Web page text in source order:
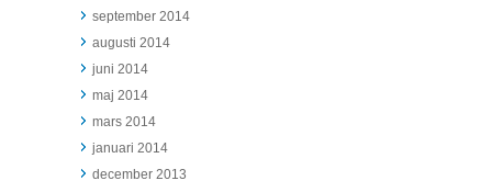
september 2014
augusti 2014
juni 2014
maj 2014
mars 2014
januari 2014
december 2013